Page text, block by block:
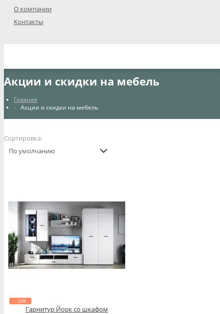
О компании
Контакты
Акции и скидки на мебель
Главная
Акции и скидки на мебель
Сортировка:
По умолчанию
- 26%
Гарнитур Йорк со шкафом